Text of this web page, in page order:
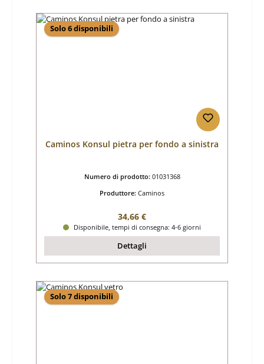
Solo 6 disponibili
Caminos Konsul pietra per fondo a sinistra
Numero di prodotto: 01031368
Produttore: Caminos
Prezzo normale:
34,66 €
Disponibile, tempi di consegna: 4-6 giorni
Dettagli
Solo 7 disponibili